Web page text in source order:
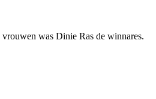
was Dinie Ras de winnares.